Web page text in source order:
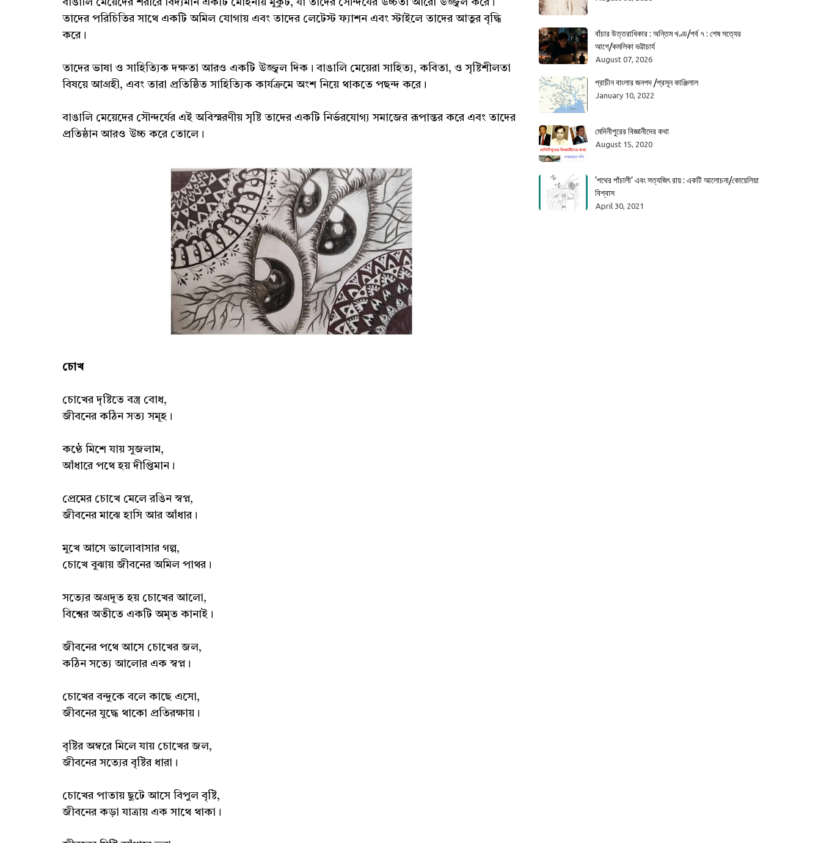
বাঙালি মেয়েদের শরীরে বিদ্যমান একটি মোহনীয় মুকুট, যা তাদের সৌন্দর্যের উচ্চতা আরো উজ্জ্বল করে।
তাদের পরিচিতির সাথে একটি অমিল যোগায় এবং তাদের লেটেস্ট ফ্যাশন এবং স্টাইলে তাদের আতুর বৃদ্ধি
করে।
তাদের ভাষা ও সাহিত্যিক দক্ষতা আরও একটি উজ্জ্বল দিক। বাঙালি মেয়েরা সাহিত্য, কবিতা, ও সৃষ্টিশীলতা
বিষয়ে আগ্রহী, এবং তারা প্রতিষ্ঠিত সাহিত্যিক কার্যক্রমে অংশ নিয়ে থাকতে পছন্দ করে।
বাঙালি মেয়েদের সৌন্দর্যের এই অবিস্মরণীয় সৃষ্টি তাদের একটি নির্ভরযোগ্য সমাজের রূপান্তর করে এবং তাদের
প্রতিষ্ঠান আরও উচ্চ করে তোলে।
চোখ
চোখের দৃষ্টিতে বস্ত্র বোধ,
জীবনের কঠিন সত্য সমূহ।
কণ্ঠে মিশে যায় সুজলাম,
আঁধারে পথে হয় দীপ্তিমান।
প্রেমের চোখে মেলে রঙিন স্বপ্ন,
জীবনের মাঝে হাসি আর আঁধার।
মুখে আসে ভালোবাসার গল্প,
চোখে বুঝায় জীবনের অমিল পাথর।
সত্যের অগ্রদূত হয় চোখের আলো,
বিশ্বের অতীতে একটি অমৃত কানাই।
জীবনের পথে আসে চোখের জল,
কঠিন সত্যে আলোর এক স্বপ্ন।
চোখের বন্দুকে বলে কাছে এসো,
জীবনের যুদ্ধে থাকো প্রতিরক্ষায়।
বৃষ্টির অম্বরে মিলে যায় চোখের জল,
জীবনের সত্যের বৃষ্টির ধারা।
চোখের পাতায় ছুটে আসে বিপুল বৃষ্টি,
জীবনের কড়া যাত্রায় এক সাথে থাকা।
বাঁচার উত্তরাধিকার : অন্তিম খণ্ড/পর্ব ৭ : শেষ সত্যের
আগে/কমলিকা ভট্টাচার্য
August 07, 2026
প্রাচীন বাংলার জনপদ /প্রসূন কাঞ্জিলাল
January 10, 2022
মেদিনীপুরের বিজ্ঞানীদের কথা
August 15, 2020
‘পথের পাঁচালী’ এবং সত্যজিৎ রায় : একটি আলোচনা/কোয়েলিয়া
বিশ্বাস
April 30, 2021